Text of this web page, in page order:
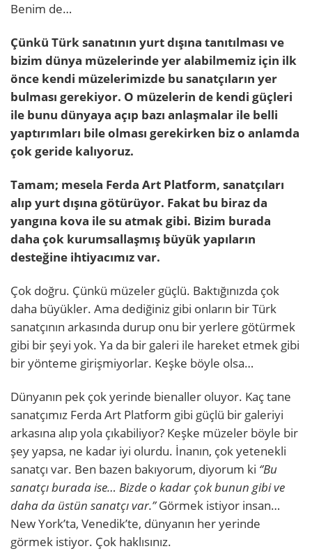
Benim de…
Çünkü Türk sanatının yurt dışına tanıtılması ve
bizim dünya müzelerinde yer alabilmemiz için ilk
önce kendi müzelerimizde bu sanatçıların yer
bulması gerekiyor. O müzelerin de kendi güçleri
ile bunu dünyaya açıp bazı anlaşmalar ile belli
yaptırımları bile olması gerekirken biz o anlamda
çok geride kalıyoruz.
Tamam; mesela Ferda Art Platform, sanatçıları
alıp yurt dışına götürüyor. Fakat bu biraz da
yangına kova ile su atmak gibi. Bizim burada
daha çok kurumsallaşmış büyük yapıların
desteğine ihtiyacımız var.
Çok doğru. Çünkü müzeler güçlü. Baktığınızda çok
daha büyükler. Ama dediğiniz gibi onların bir Türk
sanatçının arkasında durup onu bir yerlere götürmek
gibi bir şeyi yok. Ya da bir galeri ile hareket etmek gibi
bir yönteme girişmiyorlar. Keşke böyle olsa…
Dünyanın pek çok yerinde bienaller oluyor. Kaç tane
sanatçımız Ferda Art Platform gibi güçlü bir galeriyi
arkasına alıp yola çıkabiliyor? Keşke müzeler böyle bir
şey yapsa, ne kadar iyi olurdu. İnanın, çok yetenekli
sanatçı var. Ben bazen bakıyorum, diyorum ki ‘’Bu
sanatçı burada ise… Bizde o kadar çok bunun gibi ve
daha da üstün sanatçı var.’’Görmek istiyor insan…
New York’ta, Venedik’te, dünyanın her yerinde
görmek istiyor. Çok haklısınız.